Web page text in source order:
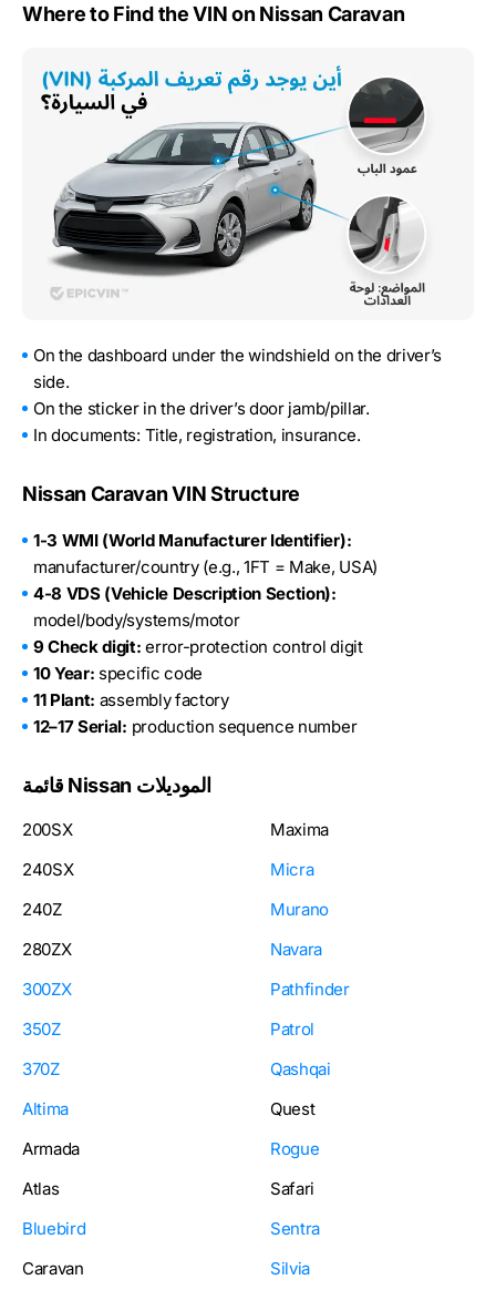
Where to Find the VIN on Nissan Caravan
On the dashboard under the windshield on the driver’s
side.
On the sticker in the driver’s door jamb/pillar.
In documents: Title, registration, insurance.
Nissan Caravan VIN Structure
1-3 WMI (World Manufacturer Identifier):
manufacturer/country (e.g., 1FT = Make, USA)
4-8 VDS (Vehicle Description Section):
model/body/systems/motor
9 Check digit: error-protection control digit
10 Year: specific code
11 Plant: assembly factory
12–17 Serial: production sequence number
قائمة Nissan الموديلات
200SX
240SX
240Z
280ZX
300ZX
350Z
370Z
Altima
Armada
Atlas
Bluebird
Caravan
Maxima
Micra
Murano
Navara
Pathfinder
Patrol
Qashqai
Quest
Rogue
Safari
Sentra
Silvia